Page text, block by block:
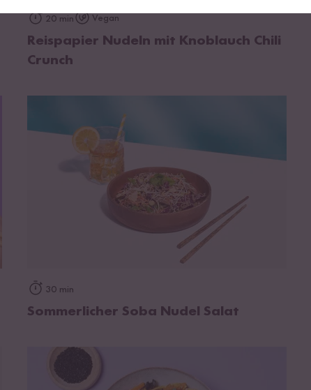
zum Rezept
20 min Vegan
Reispapier Nudeln mit Knoblauch Chili
Crunch
30 min
Sommerlicher Soba Nudel Salat